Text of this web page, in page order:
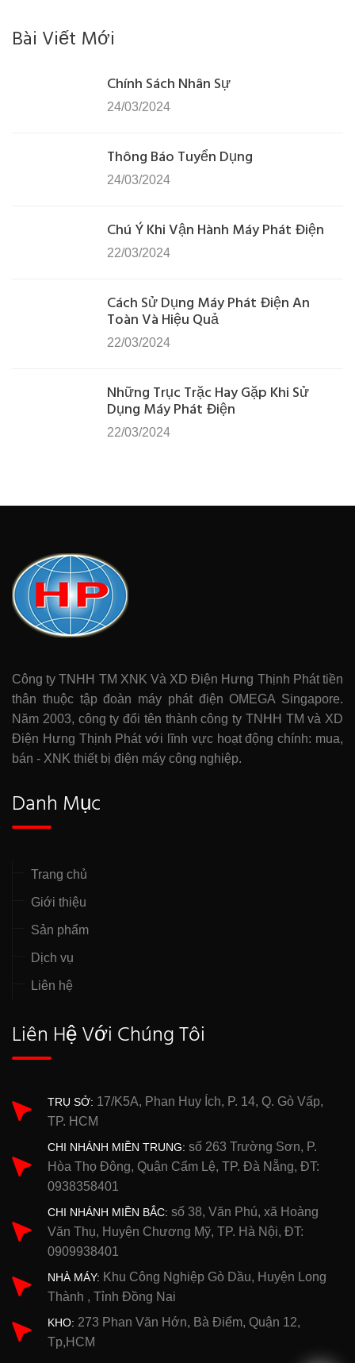
Bài Viết Mới
Chính Sách Nhân Sự
24/03/2024
Thông Báo Tuyển Dụng
24/03/2024
Chú Ý Khi Vận Hành Máy Phát Điện
22/03/2024
Cách Sử Dụng Máy Phát Điện An
Toàn Và Hiệu Quả
22/03/2024
Những Trục Trặc Hay Gặp Khi Sử
Dụng Máy Phát Điện
22/03/2024
Công ty TNHH TM XNK Và XD Điện Hưng Thịnh Phát tiền
thân thuộc tập đoàn máy phát điện OMEGA Singapore.
Năm 2003, công ty đổi tên thành công ty TNHH TM và XD
Điện Hưng Thịnh Phát với lĩnh vực hoạt động chính: mua,
bán - XNK thiết bị điện máy công nghiệp.
Danh Mục
Trang chủ
Giới thiệu
Sản phẩm
Dịch vụ
Liên hệ
Liên Hệ Với Chúng Tôi
TRỤ SỞ: 17/K5A, Phan Huy Ích, P. 14, Q. Gò Vấp,
TP. HCM
CHI NHÁNH MIỀN TRUNG: số 263 Trường Sơn, P.
Hòa Thọ Đông, Quận Cẩm Lệ, TP. Đà Nẵng, ĐT:
0938358401
CHI NHÁNH MIỀN BẮC: số 38, Văn Phú, xã Hoàng
Văn Thụ, Huyện Chương Mỹ, TP. Hà Nội, ĐT:
0909938401
NHÀ MÁY: Khu Công Nghiệp Gò Dầu, Huyện Long
Thành , Tỉnh Đồng Nai
KHO: 273 Phan Văn Hớn, Bà Điểm, Quận 12,
Tp,HCM